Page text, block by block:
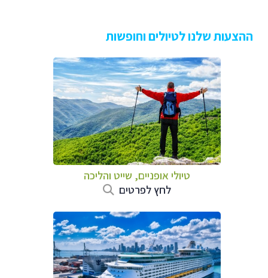
ההצעות שלנו לטיולים וחופשות
טיולי אופניים, שייט והליכה
לחץ לפרטים